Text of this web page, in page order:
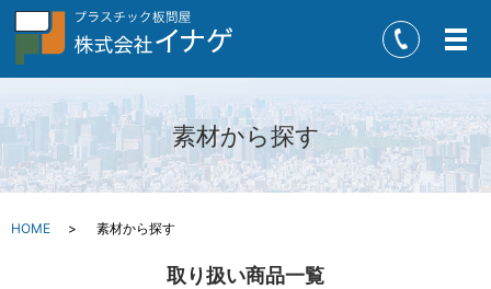
メ
素材から探す
HOME 素材から探す
取り扱い商品一覧